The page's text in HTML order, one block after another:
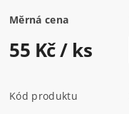
Měrná cena
55 Kč/ ks
Kód produktu